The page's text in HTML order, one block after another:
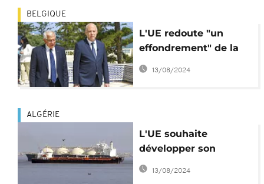
BELGIQUE
L'UE redoute "un
effondrement" de la
Tunisie
13/08/2024
ALGÉRIE
L'UE souhaite
développer son
partenariat
énergétique avec
13/08/2024